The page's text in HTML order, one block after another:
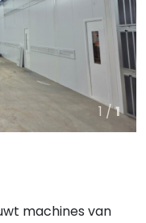
1 /1
machines van